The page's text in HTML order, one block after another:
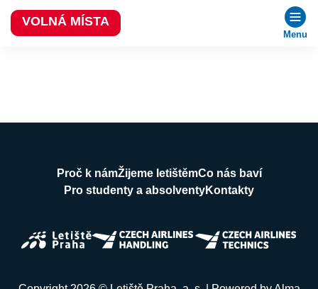
Menu
VOLNÁ MÍSTA
Proč k námŽijeme letištěmCo nás baví
Pro studenty a absolventyKontakty